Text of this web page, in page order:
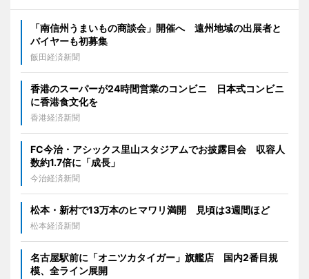
「南信州うまいもの商談会」開催へ 遠州地域の出展者と
バイヤーも初募集
飯田経済新聞
香港のスーパーが24時間営業のコンビニ 日本式コンビニ
に香港食文化を
香港経済新聞
FC今治・アシックス里山スタジアムでお披露目会 収容人
数約1.7倍に「成長」
今治経済新聞
松本・新村で13万本のヒマワリ満開 見頃は3週間ほど
松本経済新聞
名古屋駅前に「オニツカタイガー」旗艦店 国内2番目規
模、全ライン展開